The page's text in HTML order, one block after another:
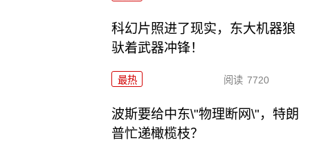
科幻片照进了现实，东大机器狼
驮着武器冲锋！
最热 阅读 7720
波斯要给中东\"物理断网\"，特朗
普忙递橄榄枝？